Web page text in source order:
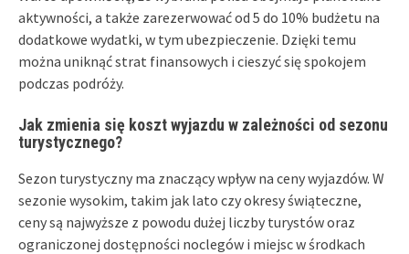
aktywności, a także zarezerwować od 5 do 10% budżetu na
dodatkowe wydatki, w tym ubezpieczenie. Dzięki temu
można uniknąć strat finansowych i cieszyć się spokojem
podczas podróży.
Jak zmienia się koszt wyjazdu w zależności od sezonu
turystycznego?
Sezon turystyczny ma znaczący wpływ na ceny wyjazdów. W
sezonie wysokim, takim jak lato czy okresy świąteczne,
ceny są najwyższe z powodu dużej liczby turystów oraz
ograniczonej dostępności noclegów i miejsc w środkach